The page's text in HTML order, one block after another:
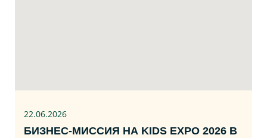
22.06.2026
БИЗНЕС‑МИССИЯ НА KIDS EXPO 2026 В